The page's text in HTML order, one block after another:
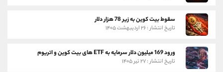
سقوط بیت کوین به زیر 78 هزار دلار
تاریخ انتشار : ۲۶ اردیبهشت ۱۴۰۵
ورود 169 میلیون دلار سرمایه به ETF های بیت کوین و اتریوم
تاریخ انتشار : ۲۷ تیر ۱۴۰۵